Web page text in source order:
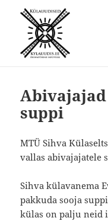
Abivajajad
suppi
MTÜ Sihva
vallas abivajajatele
Sihva külavanema
pakkuda sooja
külas on palju neid